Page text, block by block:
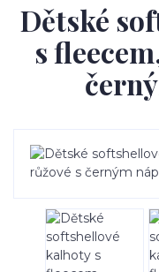
Dětské
s